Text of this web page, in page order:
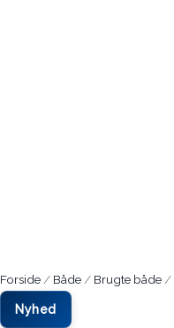
Forside / Både / Brugte både /
Nyhed